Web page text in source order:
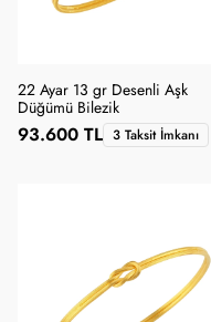
22 Ayar 13 gr Desenli Aşk
Düğümü Bilezik
93.600 TL 3 Taksit İmkanı